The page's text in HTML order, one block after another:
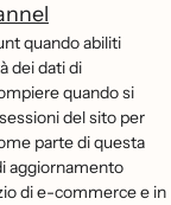
quando abiliti
dei dati di
quando si
del sito per
parte di questa
aggiornamento
di e-commerce e in